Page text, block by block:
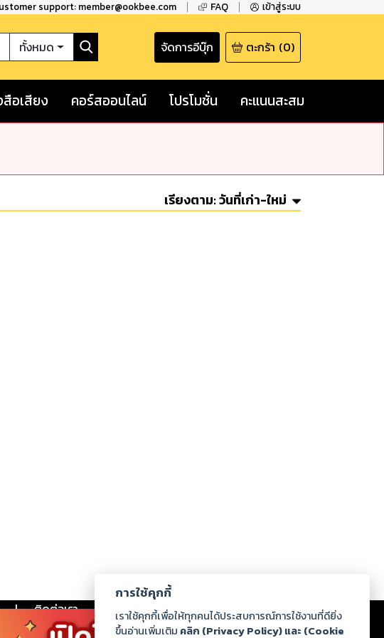
support: member@ookbee.com FAQ เข้าสู่ระบบ
ทั้งหมด จัดการอีบุ๊ก ตะกร้า (0)
อเสียง คอร์สออนไลน์ โปรโมชั่น คะแนนสะสม
เรียงตาม:วันที่เก่า-ใหม่
| ติดต่อเรา ร่วมงานกับเรา ดาวน์โหลด
การใช้คุกกี้
เราใช้คุกกี้เพื่อให้ทุกคนได้ประสบการณ์การใช้งานที่ดียิ่ง
ขึ้นอ่านเพิ่มเติม คลิก (Privacy Policy) และ (Cookie